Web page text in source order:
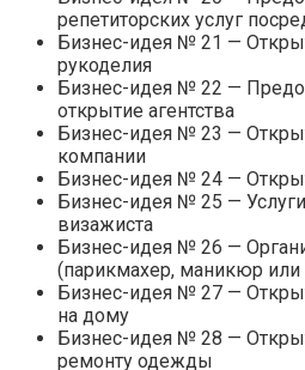
репетиторских услуг
Бизнес-идея № 21 —
рукоделия
Бизнес-идея № 22 —
открытие агентства
Бизнес-идея № 23 —
компании
Бизнес-идея № 24 —
Бизнес-идея № 25 —
визажиста
Бизнес-идея № 26 —
(парикмахер, маникюр
Бизнес-идея № 27 —
на дому
Бизнес-идея № 28 —
ремонту одежды